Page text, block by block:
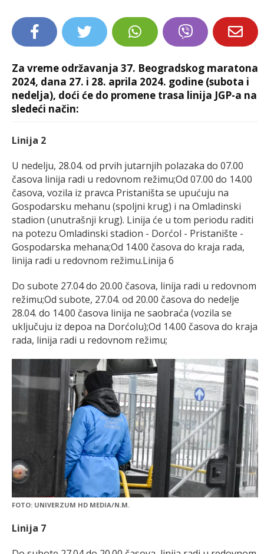
Za vreme održavanja 37. Beogradskog maratona
2024, dana 27. i 28. aprila 2024. godine (subota i
nedelja), doći će do promene trasa linija JGP-a na
sledeći način:
Linija 2
U nedelju, 28.04. od prvih jutarnjih polazaka do 07.00
časova linija radi u redovnom režimu;Od 07.00 do 14.00
časova, vozila iz pravca Pristaništa se upućuju na
Gospodarsku mehanu (spoljni krug) i na Omladinski
stadion (unutrašnji krug). Linija će u tom periodu raditi
na potezu Omladinski stadion - Dorćol - Pristanište -
Gospodarska mehana;Od 14.00 časova do kraja rada,
linija radi u redovnom režimu.Linija 6
Do subote 27.04 do 20.00 časova, linija radi u redovnom
režimu;Od subote, 27.04. od 20.00 časova do nedelje
28.04. do 14.00 časova linija ne saobraća (vozila se
uključuju iz depoa na Dorćolu);Od 14.00 časova do kraja
rada, linija radi u redovnom režimu;
FOTO: UNIVERZUM HD MEDIA/N.M.
Linija 7